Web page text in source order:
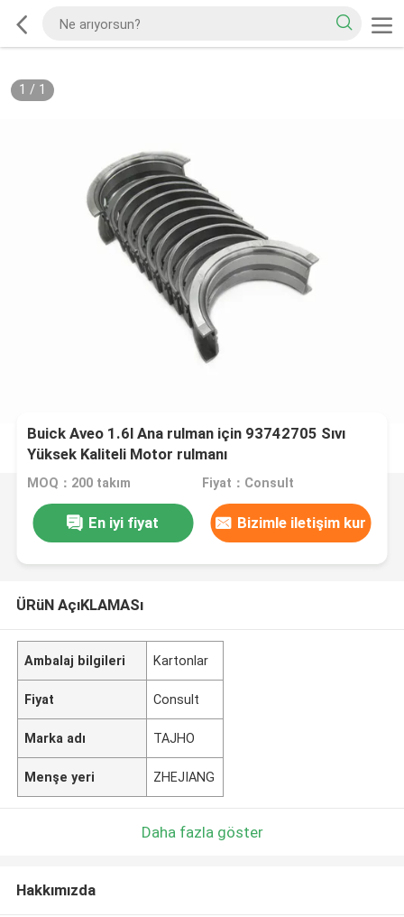
1 / 1
Buick Aveo 1.6l Ana rulman için 93742705 Sıvı
Yüksek Kaliteli Motor rulmanı
MOQ：200 takım Fiyat：Consult
En iyi fiyat Bizimle iletişim kur
ÜRüN AçıKLAMASı
Ambalaj bilgileri Kartonlar
Fiyat Consult
Marka adı TAJHO
Menşe yeri ZHEJIANG
Daha fazla göster
Hakkımızda